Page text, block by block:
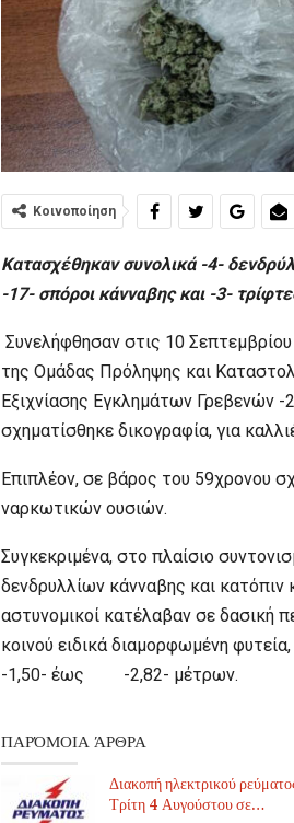
Κοινοποίηση
Κατασχέθηκαν συνολικά -4-
-17- σπόροι κάνναβηςκαι -3-
Συνελήφθησαν στις 10
της Ομάδας Πρόληψης και
Εξιχνίασης Εγκλημάτων Γρεβενών
σχηματίσθηκε δικογραφία, για
Επιπλέον, σε βάρος του 59χρονου
ναρκωτικών ουσιών.
Συγκεκριμένα, στο πλαίσιο
δενδρυλλίων κάνναβης και κατόπιν
αστυνομικοί κατέλαβαν σε δασική
κοινού ειδικά διαμορφωμένη
-1,50- έως -2,82- μέτρων.
ΠΑΡΌΜΟΙΑ ΆΡΘΡΑ
Διακοπή ηλεκτρικού
Τρίτη 4 Αυγούστου σε…